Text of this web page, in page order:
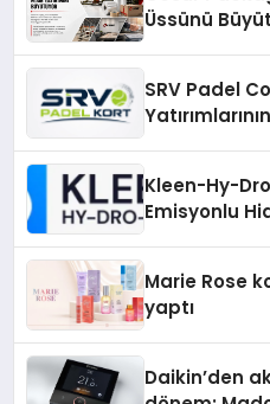
Üssünü
SRV Padel
Kleen-Hy-
Emisyonlu
Marie Rose
yaptı
Daikin’den